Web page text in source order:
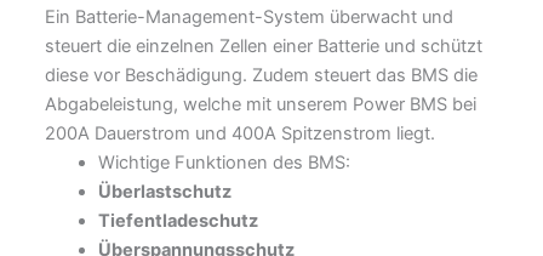
Ein Batterie-Management-System überwacht und
steuert die einzelnen Zellen einer Batterie und schützt
diese vor Beschädigung. Zudem steuert das BMS die
Abgabeleistung, welche mit unserem Power BMS bei
200A Dauerstrom und 400A Spitzenstrom liegt.
Wichtige Funktionen des BMS:
Überlastschutz
Tiefentladeschutz
Überspannungsschutz